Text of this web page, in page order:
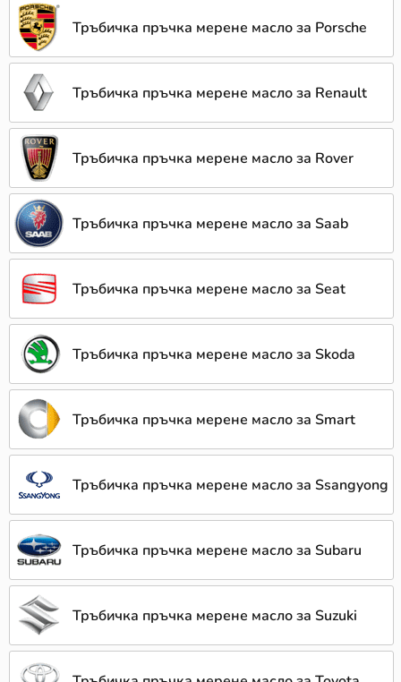
Тръбичка пръчка мерене масло за Porsche
Тръбичка пръчка мерене масло за Renault
Тръбичка пръчка мерене масло за Rover
Тръбичка пръчка мерене масло за Saab
Тръбичка пръчка мерене масло за Seat
Тръбичка пръчка мерене масло за Skoda
Тръбичка пръчка мерене масло за Smart
Тръбичка пръчка мерене масло за Ssangyong
Тръбичка пръчка мерене масло за Subaru
Тръбичка пръчка мерене масло за Suzuki